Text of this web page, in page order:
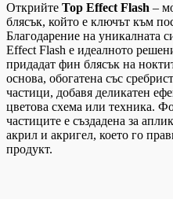
Открийте Top Effect Flash –
блясък, който е ключът към
Благодарение на уникалната
Effect Flash е идеалното
придадат фин блясък на
основа, обогатена със
частици, добавя деликатен
цветова схема или техника.
частиците е създадена за
акрил и акригел, което го
продукт.